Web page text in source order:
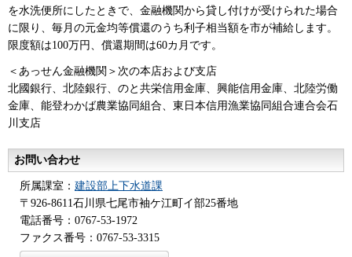
を水洗便所にしたときで、金融機関から貸し付けが受けられた場合
に限り、毎月の元金均等償還のうち利子相当額を市が補給します。
限度額は100万円、償還期間は60カ月です。
＜あっせん金融機関＞次の本店および支店
北國銀行、北陸銀行、のと共栄信用金庫、興能信用金庫、北陸労働
金庫、能登わかば農業協同組合、東日本信用漁業協同組合連合会石
川支店
お問い合わせ
所属課室： 建設部上下水道課
〒926-8611石川県七尾市袖ケ江町イ部25番地
電話番号：0767-53-1972
ファクス番号：0767-53-3315